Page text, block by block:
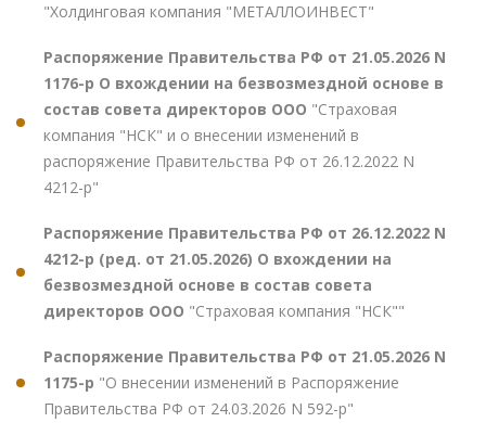
"Холдинговая компания "МЕТАЛЛОИНВЕСТ"
Распоряжение Правительства РФ от 21.05.2026 N
1176-р О вхождении на безвозмездной основе в
состав совета директоров ООО "Страховая
компания "НСК" и о внесении изменений в
распоряжение Правительства РФ от 26.12.2022 N
4212-р"
Распоряжение Правительства РФ от 26.12.2022 N
4212-р (ред. от 21.05.2026) О вхождении на
безвозмездной основе в состав совета
директоров ООО "Страховая компания "НСК""
Распоряжение Правительства РФ от 21.05.2026 N
1175-р "О внесении изменений в Распоряжение
Правительства РФ от 24.03.2026 N 592-р"